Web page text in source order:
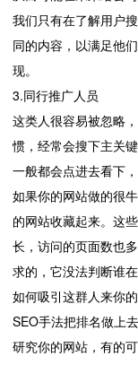
我们只有在了解用户
同的内容，以满足他
现。
3.同行推广人员
这类人很容易被忽略
惯，经常会搜下主关
一般都会点进去看下
如果你的网站做的很
的网站收藏起来。这
长，访问的页面数也
求的，它没法判断谁
如何吸引这群人来你
SEO手法把排名做上
研究你的网站，有的